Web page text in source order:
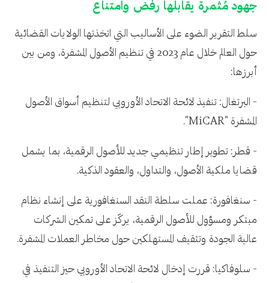
جهود مُثمرة يقابلها رفض وامتناع
سلط التقرير الضوء على الأساليب التي اتخذتها الولايات القضائية
حول العالم خلال عام 2023 في تنظيم الأصول المشفرة، ومن بين
أبرزها:
- البرتغال: تنفيذ لائحة الاتحاد الأوروبي لتنظيم أسواق الأصول
المشفرة "MiCAR".
- قطر: تطوير إطار تنظيمي جديد للأصول الرقمية، بما يشمل
قضايا ملكية الأصول، والتداول، والعقود الذكية.
- سنغافورة: عملت سلطة النقد السنغافورية على إنشاء نظام
مبتكر ومسؤول للأصول الرقمية، يركّز على تمكين الشركات
عالية الجودة وتثقيف المستهلكين حول مخاطر العملات المشفرة.
- سلوفاكيا: قررت إدخال لائحة الاتحاد الأوروبي حيز التنفيذ في